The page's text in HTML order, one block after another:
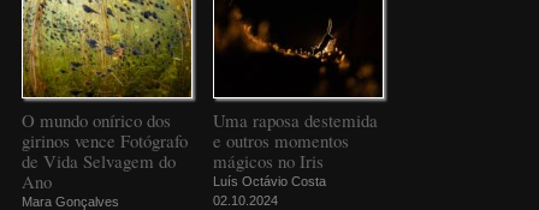
O mundo onírico dos
girinos vence Fotógrafo
de Vida Selvagem do
Ano
Mara Gonçalves
Uma raposa destemida
e outros momentos
mágicos no Iris
Luís Octávio Costa
02.10.2024